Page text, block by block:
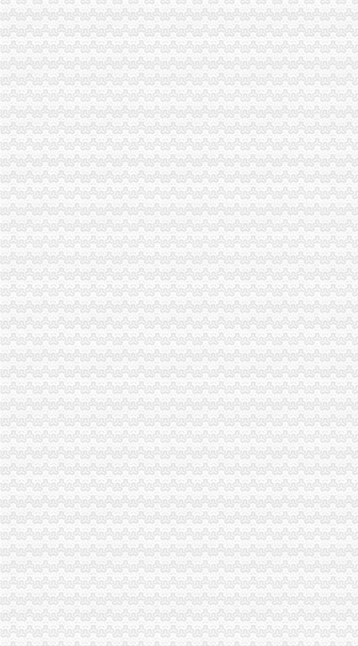
秀山局重庆代理报税七旬退休干部系灾区捐款1000元
南岸局重庆进出口权四项措施做好地震灾后稳定工作
一方有难 八方支援:南岸局重庆代理记账向梁平局紧急捐款2万元
永川局重庆分公司注册震救灾工作着重抓住四大要素
巴南局重庆代理记账三项举措积应对地震波动
万州局重庆发票申请开展六大专项整行动确保奥运火炬顺利递
铜梁局重庆公司注销多举措加高速公路广告监管
我市重庆代账公司出台《新闻媒体广告刊播违规行为处理办法》
云局七举措从严整规危险化学品市重庆进出口权场秩序
酉局重庆发票申请三项措施推进农民专业合作社实施商标品牌战略
经开园局重庆分公司注册狠抓户外广告监管取得明显成效
彭水局重庆分公司注册公开选调干部努力提高选人用人公信度
江津局重庆进出口权积主动协助区到青岛招商引资
合川区创建“无销村”重庆代账公司试点正式启动
九龙坡局六措并举开展“红盾护农保春耕”重庆财务公司行动见成效
渝中局重庆代理报税四项措施规范奥运火炬递沿线户外广告
双桥区邹迟副区长对商标建设年工作提出六点要求
万盛局重庆进出口权建立餐饮行业工商登记与环保监管协作机制
沙坪坝局建立“四机制”重庆进出口权提高监管执法效能
长寿局三突出抓好“保护注册商标专用权”重庆发票申请宣周活动
市工商学会认真学习领会“大讨论”重庆代理报税精
市重庆代理报税纠风办暗访公交车广告 市局针对问题及时整
万盛局重庆代账公司四项措施完善政务值班制度
涪陵局多措并举加二手车交易市重庆分公司注册场监管
高新区局重庆代理记账开展互联网监管专题知识全员培训
合川局推出“季度重点目标推进会”重庆公司注销新举措
荣昌局重庆财务公司拓宽监管领域开展纺织品质量检查
武隆消委化引导和服务大力促进乡村旅游热
转干部工商业务知识培训班在工商干校开学
江津局“两手抓”重庆代理记账积构建食品安全监管长效机制
武隆局重庆代理记账四大举措化纪检监察工作
北碚局重庆代理报税及时分解部署工作目标任务 全力推进重点工作开展
南川局深入开展止销“走进校园”重庆发票申请活动
重庆分公司注册
重庆重庆代办分公司重庆分公司注册重庆注册分公司,重庆代办分公司
重庆商标注册-重庆,注册公司-重庆,企业服务
重庆外资分公司注册流程,重庆宝晋财务,帮您代理办理工商事务！-
重庆公司注册_重庆工商代办_重庆代办公司-重庆邦企工商咨询事务所